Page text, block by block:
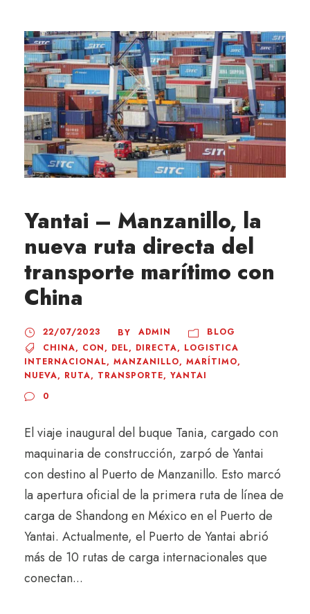
Yantai – Manzanillo, la
nueva ruta directa del
transporte marítimo con
China
22/07/2023 BY ADMIN
BLOG
CHINA, CON, DEL, DIRECTA, LOGISTICA
INTERNACIONAL, MANZANILLO, MARÍTIMO,
NUEVA, RUTA, TRANSPORTE, YANTAI
0
El viaje inaugural del buque Tania, cargado con
maquinaria de construcción, zarpó de Yantai
con destino al Puerto de Manzanillo. Esto marcó
la apertura oficial de la primera ruta de línea de
carga de Shandong en México en el Puerto de
Yantai. Actualmente, el Puerto de Yantai abrió
más de 10 rutas de carga internacionales que
conectan...